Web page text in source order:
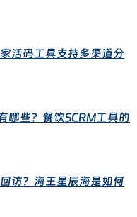
活码工具支持多渠道分
哪些？餐饮SCRM工具的
访？海王星辰海是如何